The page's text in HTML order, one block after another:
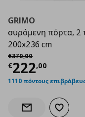
GRIMO
συρόμενη πόρτα, 2
200x236 cm
€370,00
Αρχική τιμή
€222,00
Τρέχουσα
1110 πόντους
Ενημέρωση